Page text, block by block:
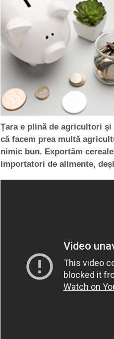
Țara e plină de agricultori
că facem prea multă
nimic bun. Exportăm
importatori de alimente,